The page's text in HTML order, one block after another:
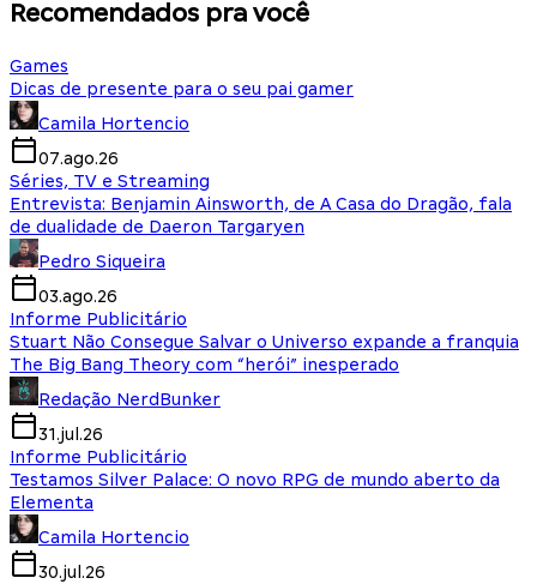
Recomendados pra você
Games
Dicas de presente para o seu pai gamer
Camila Hortencio
07.ago.26
Séries, TV e Streaming
Entrevista: Benjamin Ainsworth, de A Casa do Dragão, fala
de dualidade de Daeron Targaryen
Pedro Siqueira
03.ago.26
Informe Publicitário
Stuart Não Consegue Salvar o Universo expande a franquia
The Big Bang Theory com “herói” inesperado
Redação NerdBunker
31.jul.26
Informe Publicitário
Testamos Silver Palace: O novo RPG de mundo aberto da
Elementa
Camila Hortencio
30.jul.26